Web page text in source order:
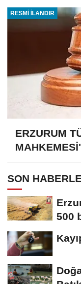
RESMİ İLANDIR
ERZURUM
SON
500